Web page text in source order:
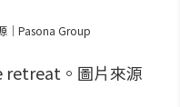
｜Pasona Group